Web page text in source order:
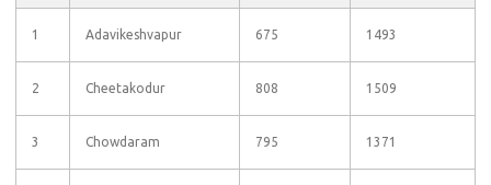
1 Adavikeshvapur 675 1493
2 Cheetakodur 808 1509
3 Chowdaram 795 1371